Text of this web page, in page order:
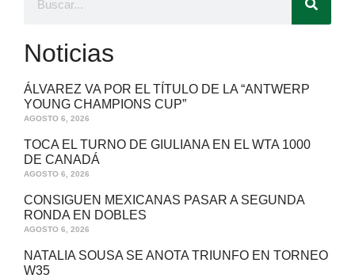
Noticias
ÁLVAREZ VA POR EL TÍTULO DE LA “ANTWERP
YOUNG CHAMPIONS CUP”
AGOSTO 6, 2026
TOCA EL TURNO DE GIULIANA EN EL WTA 1000
DE CANADÁ
AGOSTO 6, 2026
CONSIGUEN MEXICANAS PASAR A SEGUNDA
RONDA EN DOBLES
AGOSTO 6, 2026
NATALIA SOUSA SE ANOTA TRIUNFO EN TORNEO
W35